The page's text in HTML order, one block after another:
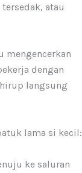
atau
mengencerkan
dengan
langsung
lama si kecil:
ke saluran